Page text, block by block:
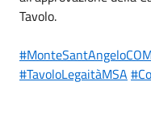
Tavolo.
#TavoloLegaitàMSA